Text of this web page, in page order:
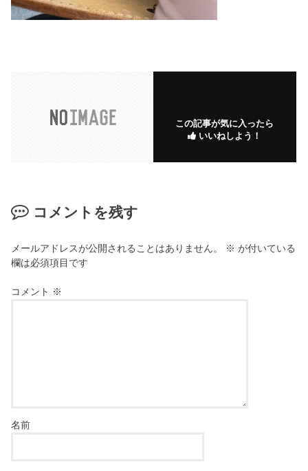
この記事が気に入ったら
いいねしよう！
コメントを残す
メールアドレスが公開されることはありません。 ※ が付いている
欄は必須項目です
コメント ※
名前